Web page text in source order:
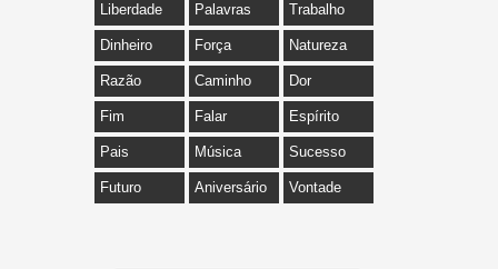
Liberdade Palavras Trabalho
Dinheiro Força Natureza
Razão Caminho Dor
Fim Falar Espírito
Pais Música Sucesso
Futuro Aniversário Vontade